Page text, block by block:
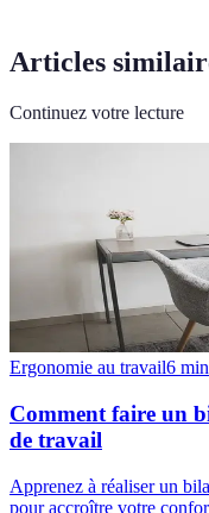
Articles
Continuez votre lecture
Ergonomie au travail6 min
Comment faire un
de travail
Apprenez à réaliser un
pour accroître votre